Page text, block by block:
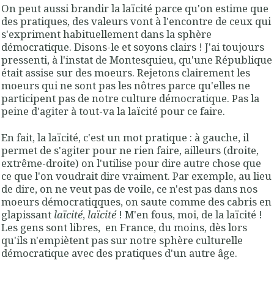
On peut aussi brandir la laïcité parce qu'on estime que
des pratiques, des valeurs vont à l'encontre de ceux qui
s'expriment habituellement dans la sphère
démocratique. Disons-le et soyons clairs ! J'ai toujours
pressenti, à l'instat de Montesquieu, qu'une République
était assise sur des moeurs. Rejetons clairement les
moeurs qui ne sont pas les nôtres parce qu'elles ne
participent pas de notre culture démocratique. Pas la
peine d'agiter à tout-va la laïcité pour ce faire.
En fait, la laïcité, c'est un mot pratique : à gauche, il
permet de s'agiter pour ne rien faire, ailleurs (droite,
extrême-droite) on l'utilise pour dire autre chose que
ce que l'on voudrait dire vraiment. Par exemple, au lieu
de dire, on ne veut pas de voile, ce n'est pas dans nos
moeurs démocratiqques, on saute comme des cabris en
glapissant laïcité, laïcité! M'en fous, moi, de la laïcité !
Les gens sont libres, en France, du moins, dès lors
qu'ils n'empiètent pas sur notre sphère culturelle
démocratique avec des pratiques d'un autre âge.